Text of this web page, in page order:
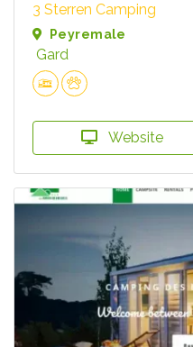
3 Sterren Camping
Peyremale
Gard
Website